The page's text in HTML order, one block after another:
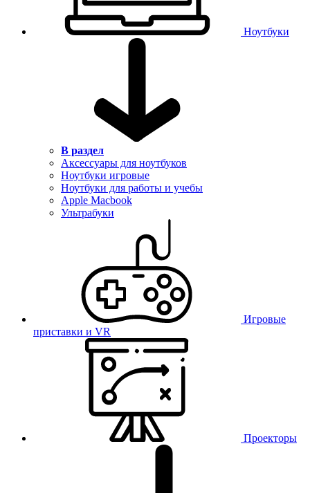
Ноутбуки
В раздел
Аксессуары для ноутбуков
Ноутбуки игровые
Ноутбуки для работы и учебы
Apple Macbook
Ультрабуки
Игровые
приставки и VR
Проекторы